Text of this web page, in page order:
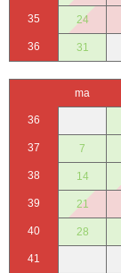
35 24
36 31
ma
36
37 7
38 14
39 21
40 28
41